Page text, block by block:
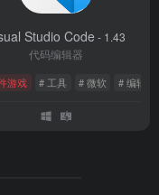
Studio Code - 1.43
代码编辑器
游戏 # 工具 # 微软 # 编辑器